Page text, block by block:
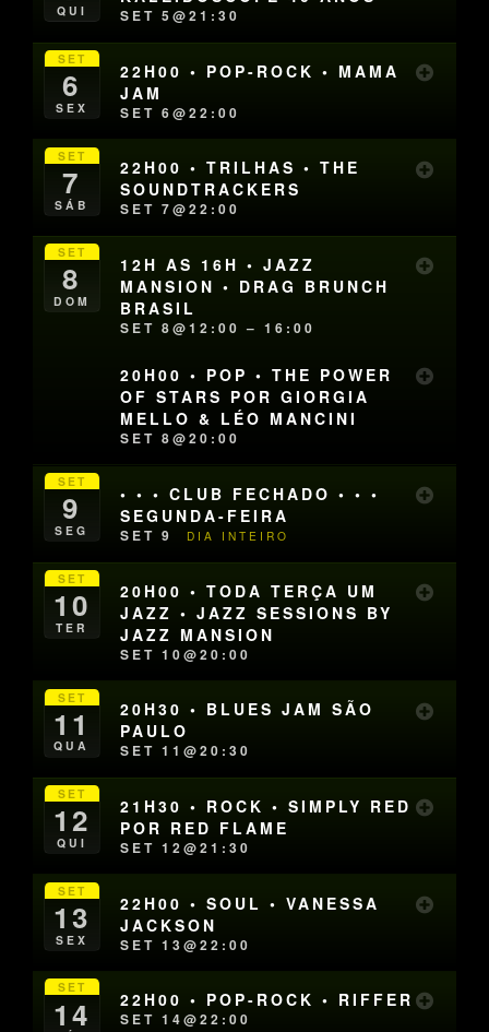
QUI SET 5@21:30
SET
6
SEX
22H00 • POP-ROCK • MAMA
JAM
SET 6@22:00
SET
7
SÁB
22H00 • TRILHAS • THE
SOUNDTRACKERS
SET 7@22:00
SET
8
DOM
12H AS 16H • JAZZ
MANSION • DRAG BRUNCH
BRASIL
SET 8@12:00 – 16:00
20H00 • POP • THE POWER
OF STARS POR GIORGIA
MELLO & LÉO MANCINI
SET 8@20:00
SET
9
SEG
• • • CLUB FECHADO • • •
SEGUNDA-FEIRA
SET 9 DIA INTEIRO
SET
10
TER
20H00 • TODA TERÇA UM
JAZZ • JAZZ SESSIONS BY
JAZZ MANSION
SET 10@20:00
SET
11
QUA
20H30 • BLUES JAM SÃO
PAULO
SET 11@20:30
SET
12
QUI
21H30 • ROCK • SIMPLY RED
POR RED FLAME
SET 12@21:30
SET
13
SEX
22H00 • SOUL • VANESSA
JACKSON
SET 13@22:00
SET
14 22H00 • POP-ROCK • RIFFER
SET 14@22:00